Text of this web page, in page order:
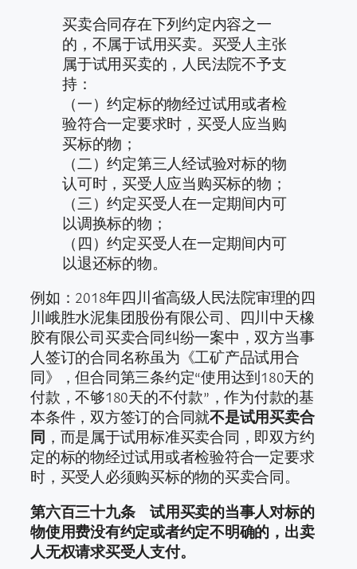
买卖合同存在下列约定内容之一
的，不属于试用买卖。买受人主张
属于试用买卖的，人民法院不予支
持：
（一）约定标的物经过试用或者检
验符合一定要求时，买受人应当购
买标的物；
（二）约定第三人经试验对标的物
认可时，买受人应当购买标的物；
（三）约定买受人在一定期间内可
以调换标的物；
（四）约定买受人在一定期间内可
以退还标的物。
例如：2018年四川省高级人民法院审理的四
川峨胜水泥集团股份有限公司、四川中天橡
胶有限公司买卖合同纠纷一案中，双方当事
人签订的合同名称虽为《工矿产品试用合
同》，但合同第三条约定“使用达到180天的
付款，不够180天的不付款”，作为付款的基
本条件，双方签订的合同就不是试用买卖合
同 ，而是属于试用标准买卖合同，即双方约
定的标的物经过试用或者检验符合一定要求
时，买受人必须购买标的物的买卖合同。
第六百三十九条 试用买卖的当事人对标的
物使用费没有约定或者约定不明确的，出卖
人无权请求买受人支付。